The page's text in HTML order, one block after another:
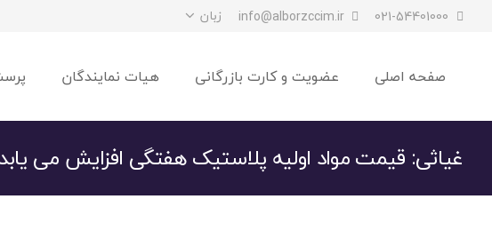
021-54401000
info@alborzccim.ir زبان
صفحه اصلی عضویت و کارت بازرگانی هیات نمایندگان
غیاثی: قیمت مواد اولیه پلاستیک هفتگی افزایش می